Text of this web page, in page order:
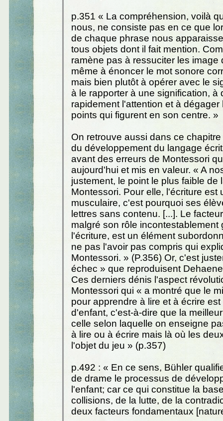
p.351 « La compréhension, voilà
nous, ne consiste pas en ce que
de chaque phrase nous
tous objets dont il fait mention.
ramène pas à ressuciter les image
même à énoncer le mot sonore
mais bien plutôt à opérer avec le
à le rapporter à une signification, à
rapidement l'attention et à dégager
points qui figurent en son centre. »
On retrouve aussi dans ce
du développement du langage
avant des erreurs de Montessori
aujourd'hui et mis en valeur. « A
justement, le point le plus faible de
Montessori. Pour elle, l'écriture est
musculaire, c'est pourquoi ses
lettres sans contenu. [...]. Le
malgré son rôle incontestablement
l'écriture, est un élément
ne pas l'avoir pas compris qui
Montessori. » (P.356) Or, c'est
échec » que reproduisent
Ces derniers dénis l'aspect
Montessori qui « a montré que le
pour apprendre à lire et à écrire est
d'enfant, c'est-à-dire que la
celle selon laquelle on enseigne
à lire ou à écrire mais là où les
l'objet du jeu » (p.357)
p.492 : « En ce sens, Bühler
de drame le processus de
l'enfant; car ce qui constitue la
collisions, de la lutte, de la
deux facteurs fondamentaux